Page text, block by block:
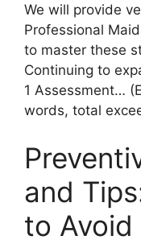
We will provide
Professional
to master these
Continuing to
1 Assessment…
words, total
and
to Avoid